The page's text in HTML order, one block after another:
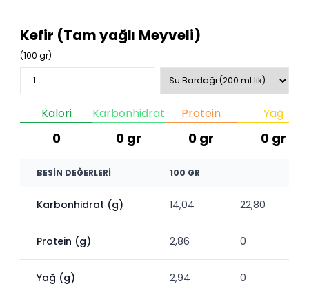
Kefir (Tam yağlı Meyveli)
(100 gr)
Kalori
0
Karbonhidrat
0 gr
Protein
0 gr
Yağ
0 gr
BESIN DEĞERLERI 100 GR
Karbonhidrat (g) 14,04 22,80
Protein (g) 2,86 0
Yağ (g) 2,94 0